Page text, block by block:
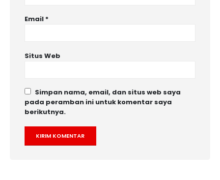
Email *
Situs Web
Simpan nama, email, dan situs web saya
pada peramban ini untuk komentar saya
berikutnya.